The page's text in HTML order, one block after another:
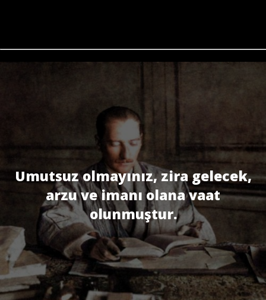
Umutsuz olmayınız, zira gelecek,
arzu ve imanı olana vaat
olunmuştur.